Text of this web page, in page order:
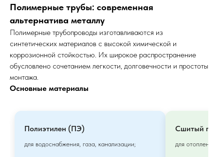
Полимерные трубы: современная
альтернатива металлу
Полимерные трубопроводы изготавливаются из
синтетических материалов с высокой химической и
коррозионной стойкостью. Их широкое распространение
обусловлено сочетанием легкости, долговечности и простоты
монтажа.
Основные материалы
Полиэтилен (ПЭ)
для водоснабжения, газа, канализации;
Сшитый
для